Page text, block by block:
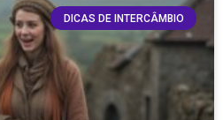
DICAS DE INTERCÂMBIO